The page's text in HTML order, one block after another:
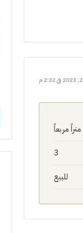
3
للبيع